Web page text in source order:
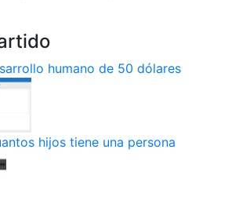
humano de 50 dólares
hijos tiene una persona